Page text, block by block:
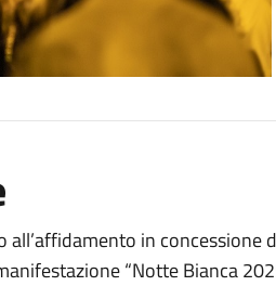
all’affidamento in concessione
“Notte Bianca